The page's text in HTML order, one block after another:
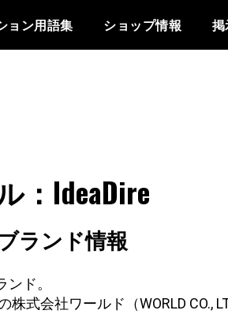
ョン用語集 ショップ情報
：IdeaDire
ランド情報
ド。
式会社ワールド（WORLD CO.,